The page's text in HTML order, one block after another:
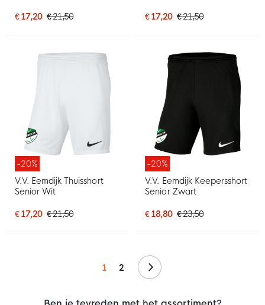
€ 17,20 € 21,50 € 17,20 € 21,50
-20%
V.V. Eemdijk Thuisshort
Senior Wit
€ 17,20 € 21,50
-20%
V.V. Eemdijk Keepersshort
Senior Zwart
€ 18,80 € 23,50
1 2 Volgende